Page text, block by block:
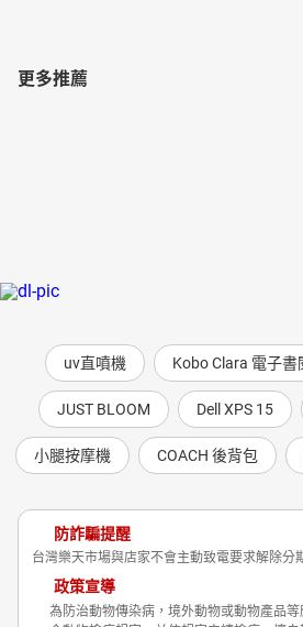
更多推薦
uv直噴機 Kobo Clara 電子書
JUST BLOOM Dell XPS 15
小腿按摩機 COACH 後背包
防詐騙提醒
台灣樂天市場與店家不會主動致電要求解除分
政策宣導
為防治動物傳染病，境外動物或動物產品